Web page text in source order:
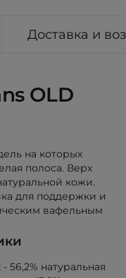
Доставка и
OLD
на которых
полоса. Верх
кожи.
для поддержки и
вафельным
56,2% натуральная